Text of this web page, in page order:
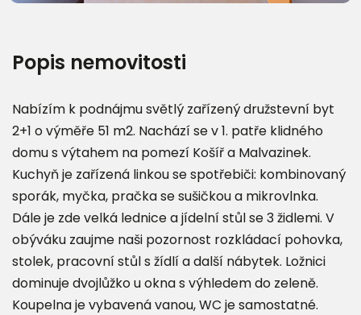
Popis nemovitosti
Nabízím k podnájmu světlý zařízený družstevní byt
2+1 o výměře 51 m2. Nachází se v 1. patře klidného
domu s výtahem na pomezí Košíř a Malvazinek.
Kuchyň je zařízená linkou se spotřebiči: kombinovaný
sporák, myčka, pračka se sušičkou a mikrovlnka.
Dále je zde velká lednice a jídelní stůl se 3 židlemi. V
obýváku zaujme naši pozornost rozkládací pohovka,
stolek, pracovní stůl s žídlí a další nábytek. Ložnici
dominuje dvojlůžko u okna s výhledem do zeleně.
Koupelna je vybavená vanou, WC je samostatné.